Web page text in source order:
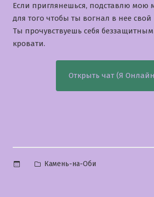
Если приглянешься, подставлю мою
для того чтобы ты вогнал в нее свой
Ты прочувствуешь себя
кровати.
Открыть чат (Я
Опубликовано
Камень-на-Оби